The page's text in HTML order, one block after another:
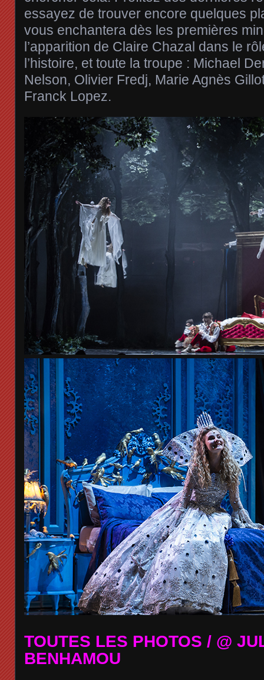
essayez de trouver encore quelques
vous enchantera dès les premières
l’apparition de Claire Chazal dans le
l’histoire, et toute la troupe : Michael
Nelson, Olivier Fredj, Marie Agnès
Franck Lopez.
TOUTES LES PHOTOS / @
BENHAMOU